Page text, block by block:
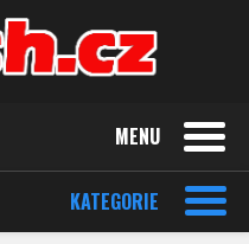
MENU
KATEGORIE